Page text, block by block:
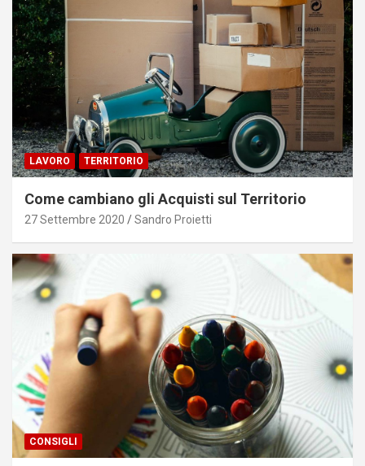
LAVORO TERRITORIO
Come cambiano gli Acquisti sul Territorio
27 Settembre 2020 Sandro Proietti
CONSIGLI